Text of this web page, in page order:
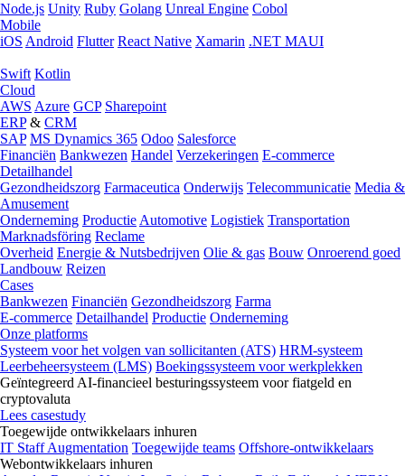
Node.js Unity Ruby Golang Unreal Engine Cobol
Mobile
iOS Android Flutter React Native Xamarin .NET MAUI
Swift Kotlin
Cloud
AWS Azure GCP Sharepoint
ERP& CRM
SAP MS Dynamics 365 Odoo Salesforce
Financiën Bankwezen Handel Verzekeringen E-commerce
Detailhandel
Gezondheidszorg Farmaceutica Onderwijs Telecommunicatie Media &
Amusement
Onderneming Productie Automotive Logistiek Transportation
Marknadsföring Reclame
Overheid Energie & Nutsbedrijven Olie & gas Bouw Onroerend goed
Landbouw Reizen
Cases
Bankwezen Financiën Gezondheidszorg Farma
E-commerce Detailhandel Productie Onderneming
Onze platforms
Systeem voor het volgen van sollicitanten (ATS) HRM-systeem
Leerbeheersysteem (LMS) Boekingssysteem voor werkplekken
Geïntegreerd AI-financieel besturingssysteem voor fiatgeld en
cryptovaluta
Lees casestudy
Toegewijde ontwikkelaars inhuren
IT Staff Augmentation Toegewijde teams Offshore-ontwikkelaars
Webontwikkelaars inhuren